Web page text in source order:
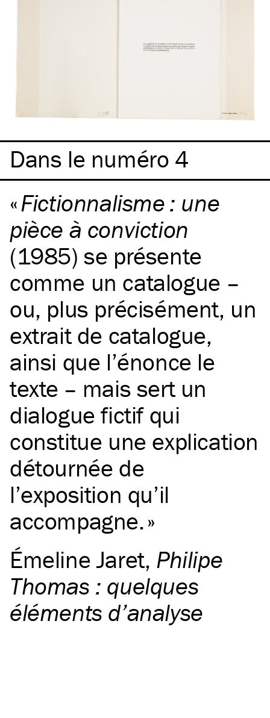
Dans le numéro 4
Fictionnalisme : une
pièce à conviction
(1985) se présente
comme un catalogue –
ou, plus précisément, un
extrait de catalogue,
ainsi que l’énonce le
texte – mais sert un
dialogue fictif qui
constitue une explication
détournée de
l’exposition qu’il
accompagne.
Émeline Jaret, Philipe
Thomas : quelques
éléments d’analyse